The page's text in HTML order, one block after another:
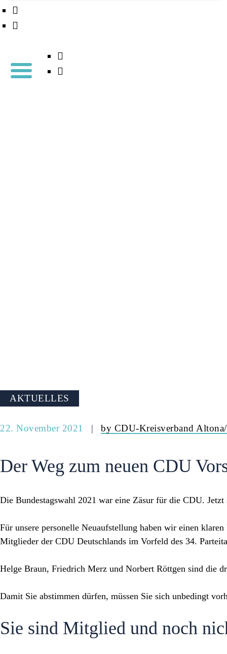
AKTUELLES
22. November 2021 by CDU-Kreisverband
Der Weg zum neuen CDU
Die Bundestagswahl 2021 war eine Zäsur für die CDU.
Für unsere personelle Neuaufstellung haben wir einen
Mitglieder der CDU Deutschlands im Vorfeld des 34.
Helge Braun, Friedrich Merz und Norbert Röttgen sind die
Damit Sie abstimmen dürfen, müssen Sie sich unbedingt
Sie sind Mitglied und noch